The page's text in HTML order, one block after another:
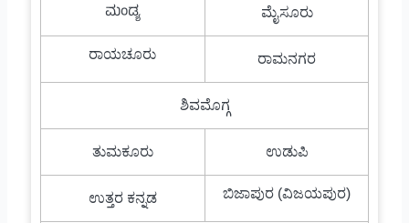
ಮಂಡ್ಯ
ಮೈಸೂರು
ರಾಯಚೂರು ರಾಮನಗರ
ಶಿವಮೊಗ್ಗ
ತುಮಕೂರು ಉಡುಪಿ
ಉತ್ತರ ಕನ್ನಡ ಬಿಜಾಪುರ (ವಿಜಯಪುರ)